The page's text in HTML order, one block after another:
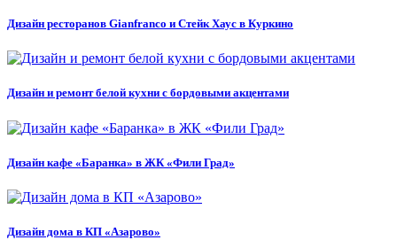
Дизайн ресторанов Gianfranco и Стейк Хаус в Куркино
Дизайн и ремонт белой кухни с бордовыми акцентами
Дизайн кафе «Баранка» в ЖК «Фили Град»
Дизайн дома в КП «Азарово»